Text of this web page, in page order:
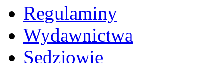
Regulaminy
Wydawnictwa
Sędziowie